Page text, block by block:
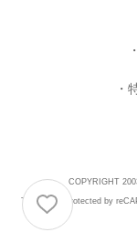
COPYRIGHT
This site is protected by